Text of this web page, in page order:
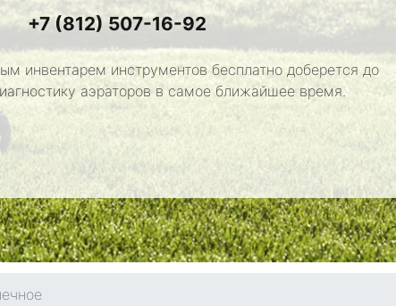
+7 (812) 507-16-92
инвентарем инструментов бесплатно доберется до
аэраторов в самое ближайшее время.